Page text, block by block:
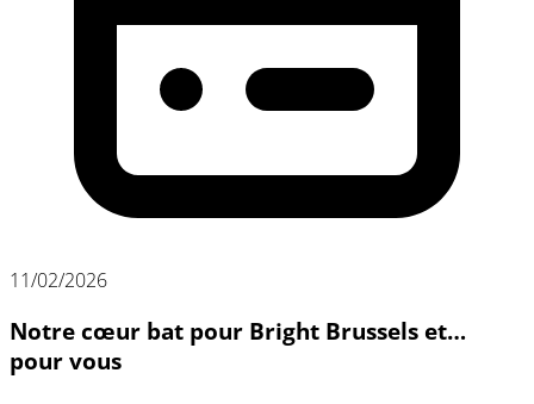
11/02/2026
Notre cœur bat pour Bright Brussels et…
pour vous